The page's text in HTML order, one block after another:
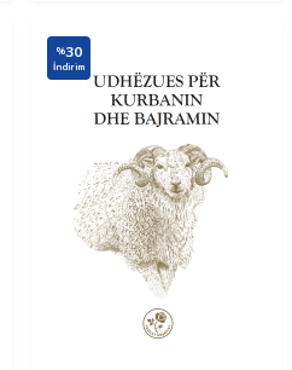
%30
İndirim